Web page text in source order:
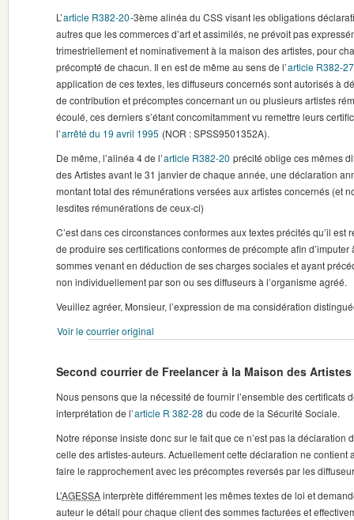
L’article R382-20-3ème alinéa du CSS visant les obligations
autres que les commerces d’art et assimilés, ne prévoit pas
trimestriellement et nominativement à la maison des artistes, pour
précompté de chacun. Il en est de même au sens de l’article R382-27
application de ces textes, les diffuseurs concernés sont autorisés à
de contribution et précomptes concernant un ou plusieurs artistes
écoulé, ces derniers s’étant concomitamment vu remettre leurs
l’arrêté du 19 avril 1995 (NOR : SPSS9501352A).
De même, l’alinéa 4 de l’article R382-20 précité oblige ces mêmes
des Artistes avant le 31 janvier de chaque année, une déclaration
montant total des rémunérations versées aux artistes concernés (et
lesdites rémunérations de ceux-ci)
C’est dans ces circonstances conformes aux textes précités qu’il
de produire ses certifications conformes de précompte afin
sommes venant en déduction de ses charges sociales et ayant
non individuellement par son ou ses diffuseurs à l’organisme agréé.
Veuillez agréer, Monsieur, l’expression de ma considération
Voir le courrier original
Second courrier de Freelancer à la Maison des Artistes
Nous pensons que la nécessité de fournir l’ensemble des certificats
interprétation de l’article R 382-28 du code de la Sécurité Sociale.
Notre réponse insiste donc sur le fait que ce n’est pas la déclaration
celle des artistes-auteurs. Actuellement cette déclaration ne contient
faire le rapprochement avec les précomptes reversés par les
L’AGESSAinterprète différemment les mêmes textes de loi et
auteur le détail pour chaque client des sommes facturées et